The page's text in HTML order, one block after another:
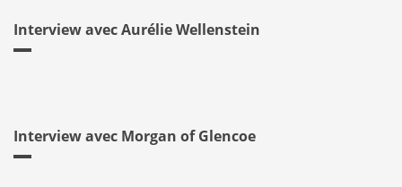
Interview avec Aurélie Wellenstein
Interview avec Morgan of Glencoe